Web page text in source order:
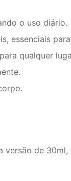
o uso diário.
essenciais
qualquer
de